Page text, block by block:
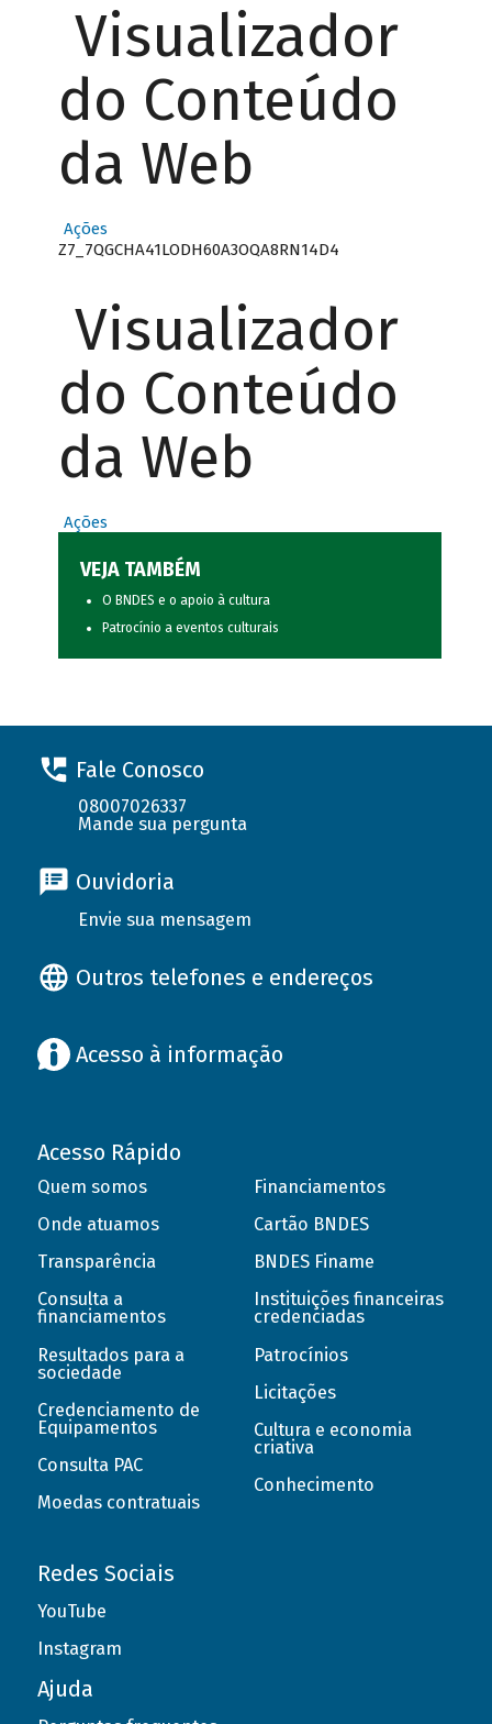
Visualizador
do Conteúdo
da Web
Ações
Z7_7QGCHA41LODH60A3OQA8RN14D4
Visualizador
do Conteúdo
da Web
Ações
VEJA TAMBÉM
O BNDES e o apoio à cultura
Patrocínio a eventos culturais
Fale Conosco
08007026337
Mande sua pergunta
Ouvidoria
Envie sua mensagem
Outros telefones e endereços
Acesso à informação
Acesso Rápido
Quem somos
Onde atuamos
Transparência
Consulta a
financiamentos
Resultados para a
sociedade
Credenciamento de
Equipamentos
Consulta PAC
Moedas contratuais
Financiamentos
Cartão BNDES
BNDES Finame
Instituições financeiras
credenciadas
Patrocínios
Licitações
Cultura e economia
criativa
Conhecimento
Redes Sociais
YouTube
Instagram
Ajuda